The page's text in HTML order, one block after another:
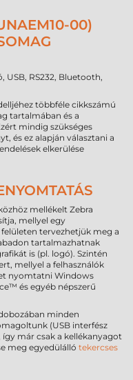
00)
RS232, Bluetooth,
többféle cikkszámú
tartalmában és a
mindig szükséges
és ez alapján választani a
elkerülése
mellékelt Zebra
mellyel egy
tervezhetjük meg a
tartalmazhatnak
is (pl. logó). Szintén
mellyel a felhasználók
nyomtatni Windows
és egyéb népszerű
minden
(USB interfész
így már csak a kellékanyagot
meg egyedülálló tekercses